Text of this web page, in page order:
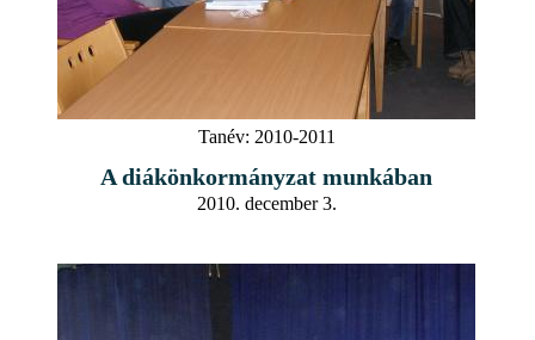
Tanév: 2010-2011
A diákönkormányzat munkában
2010. december 3.